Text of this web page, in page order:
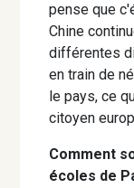
pense que
Chine
différentes
en train de
le pays, ce
citoyen
Comment
écoles de